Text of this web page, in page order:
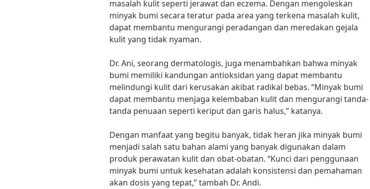
masalah kulit seperti jerawat dan eczema. Dengan mengoleskan
minyak bumi secara teratur pada area yang terkena masalah kulit,
dapat membantu mengurangi peradangan dan meredakan gejala
kulit yang tidak nyaman.
Dr. Ani, seorang dermatologis, juga menambahkan bahwa minyak
bumi memiliki kandungan antioksidan yang dapat membantu
melindungi kulit dari kerusakan akibat radikal bebas. “Minyak bumi
dapat membantu menjaga kelembaban kulit dan mengurangi tanda-
tanda penuaan seperti keriput dan garis halus,” katanya.
Dengan manfaat yang begitu banyak, tidak heran jika minyak bumi
menjadi salah satu bahan alami yang banyak digunakan dalam
produk perawatan kulit dan obat-obatan. “Kunci dari penggunaan
minyak bumi untuk kesehatan adalah konsistensi dan pemahaman
akan dosis yang tepat,” tambah Dr. Andi.